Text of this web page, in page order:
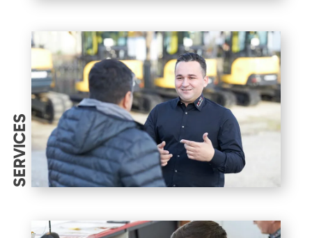
SERVICES